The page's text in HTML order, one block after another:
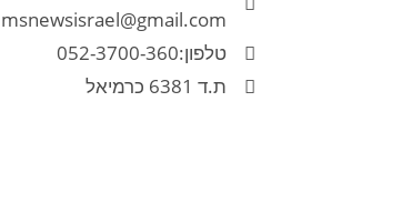
msnewsisrael@gmail.com
טלפון:052-3700-360
ת.ד 6381 כרמיאל